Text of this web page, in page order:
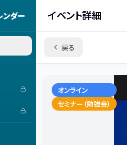
イベント詳細
戻る
オンライン
セミナー（勉強会）